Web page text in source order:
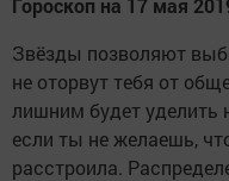
Гороскоп на 17 мая
Звёзды позволяют
не оторвут тебя от
лишним будет уделить
если ты не желаешь,
расстроила.